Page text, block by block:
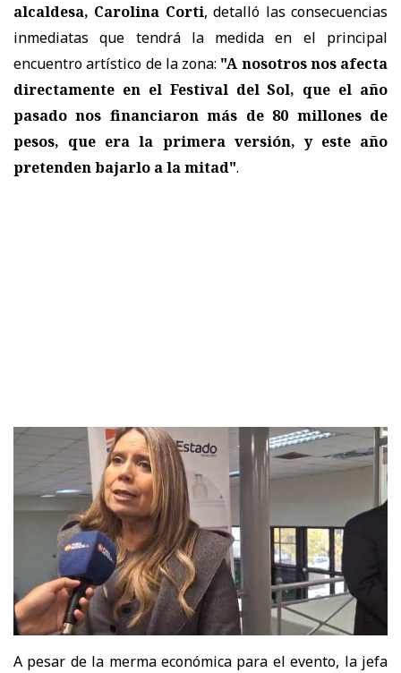
alcaldesa, Carolina Corti, detalló las consecuencias
inmediatas que tendrá la medida en el principal
encuentro artístico de la zona: "A nosotros nos afecta
directamente en el Festival del Sol, que el año
pasado nos financiaron más de 80 millones de
pesos, que era la primera versión, y este año
pretenden bajarlo a la mitad".
A pesar de la merma económica para el evento, la jefa